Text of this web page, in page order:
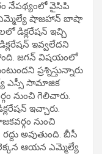
నేపథ్యంలో వైసిపి
ఎమ్మెల్యే షాజహాన్ బాషా
డిక్లరేషన్ ఇచ్చి
ఇవ్వలేదని
జగన్ విషయంలో
ప్రశ్నిస్తున్నారు
ఎస్సీ సామాజిక
నుంచి గెలిచారు.
ఇచ్చారు.
నుంచి
అవుతుంది. బీసీ
ఆయన ఎమ్మెల్యే